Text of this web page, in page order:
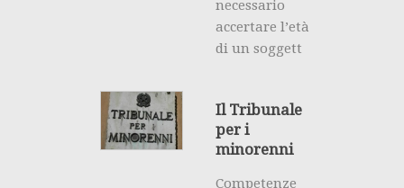
necessario
accertare l’età
di un soggett
Il Tribunale
per i
minorenni
Competenze